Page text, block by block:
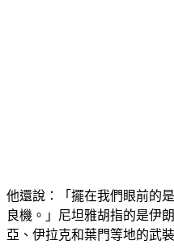
他還說：「擺在我們眼前的
良機。」尼坦雅胡指的是伊
亞、伊拉克和葉門等地的武